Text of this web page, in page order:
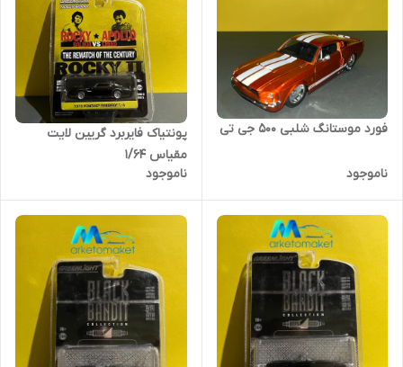
فورد موستانگ شلبی ۵۰۰ جی تی
ناموجود
پونتیاک فایربرد گریین لایت
مقیاس ۱/۶۴
ناموجود